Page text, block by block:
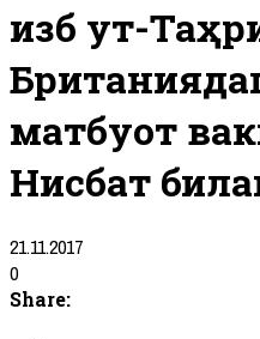
Ҳизб ут-
матбуот
Нисбат
21.11.2017
0
Share: